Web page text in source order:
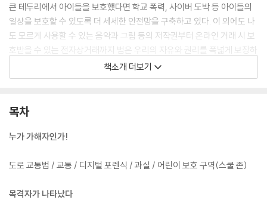
큰 테두리에서 아이들을 보호했다면 학교 폭력, 사이버 도박 등 아이들의
일상을 보호할 수 있도록 더 세세한 안전망을 구축하고 있다. 이 외에도 나
도 모르게 사용할 수 있는 음악과 그림 등의 저작권부터 온라인 거래 시 보
호받을 수 있는 전자상거래까지 법은 우리의 자유와 권리를 폭넓게 보장하
고 있다. 이제 초등학생들이 법에 대해 이해하고 배우는 것은 그들이 건강
하고 안전한 사회 구성원으로 자랄 수 있도록 돕는 중요한 요소가 되었다.
자들에게 어떤 의미가 있을까?
일반적으로, 법조인들은 직업 특성상 문제 해결 능력이 뛰어나다는 인식이
강하다. 어린이들은 법과 규제에 대한 전문 지식으로 무장한 채, 논리로 맞
의 권리를 지키는 방법과 어떤 의무를 책임져야 하는지를 점검한다. 또한
책소개 더보기
목차
누가 가해자인가!
도로 교통법 / 교통 / 디지털 포렌식 / 과실 / 어린이 보호 구역(스쿨 존)
목격자가 나타났다